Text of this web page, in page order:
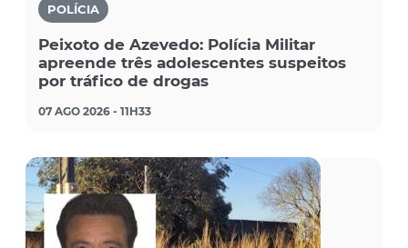
POLÍCIA
Peixoto de Azevedo: Polícia Militar
apreende três adolescentes suspeitos
por tráfico de drogas
07 AGO 2026 - 11H33